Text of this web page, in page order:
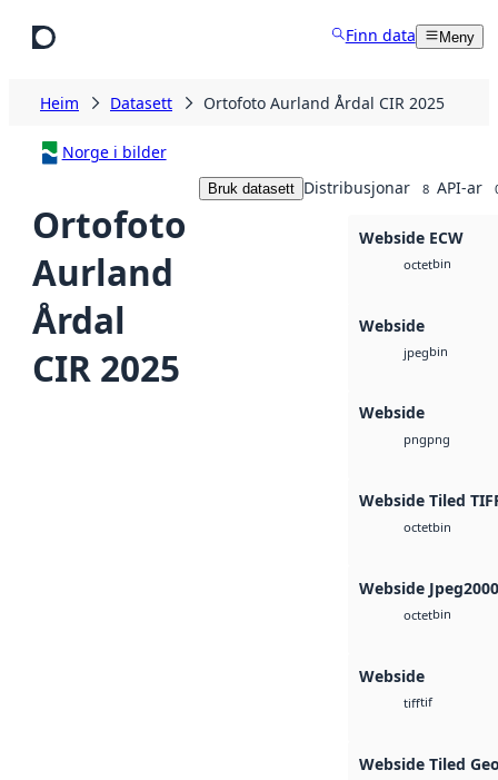
Finn data Meny
Heim Datasett Ortofoto Aurland Årdal CIR 2025
Norge i bilder
Ortofoto
Aurland
Årdal
CIR 2025
Bruk datasett Distribusjonar 8 API-ar
Webside ECW
octetbin
Webside
jpegbin
Webside
pngpng
Webside Tiled
octetbin
Webside Jpeg2000
octetbin
Webside
tifftif
Webside Tiled